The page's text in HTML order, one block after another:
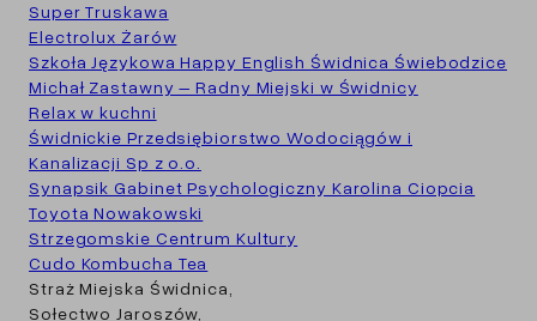
Super Truskawa
Electrolux Żarów
Szkoła Językowa Happy English Świdnica Świebodzice
Michał Zastawny – Radny Miejski w Świdnicy
Relax w kuchni
Świdnickie Przedsiębiorstwo Wodociągów i
Kanalizacji Sp z o.o.
Synapsik Gabinet Psychologiczny Karolina Ciopcia
Toyota Nowakowski
Strzegomskie Centrum Kultury
Cudo Kombucha Tea
Straż Miejska Świdnica,
Sołectwo Jaroszów,